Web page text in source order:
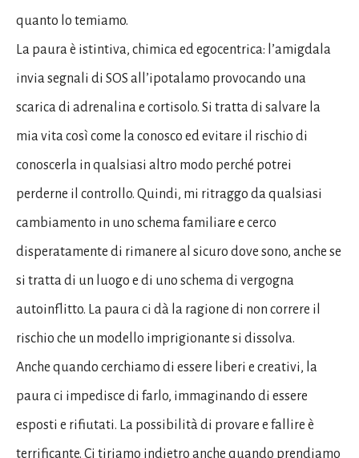
quanto lo temiamo.
La paura è istintiva, chimica ed egocentrica: l’amigdala
invia segnali di SOS all’ipotalamo provocando una
scarica di adrenalina e cortisolo. Si tratta di salvare la
mia vita così come la conosco ed evitare il rischio di
conoscerla in qualsiasi altro modo perché potrei
perderne il controllo. Quindi, mi ritraggo da qualsiasi
cambiamento in uno schema familiare e cerco
disperatamente di rimanere al sicuro dove sono, anche se
si tratta di un luogo e di uno schema di vergogna
autoinflitto. La paura ci dà la ragione di non correre il
rischio che un modello imprigionante si dissolva.
Anche quando cerchiamo di essere liberi e creativi, la
paura ci impedisce di farlo, immaginando di essere
esposti e rifiutati. La possibilità di provare e fallire è
terrificante. Ci tiriamo indietro anche quando prendiamo